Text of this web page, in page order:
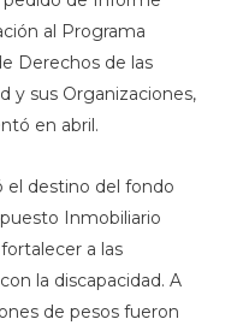
al Programa
Derechos de las
y sus Organizaciones,
en abril.
el destino del fondo
Inmobiliario
a las
la discapacidad. A
de pesos fueron